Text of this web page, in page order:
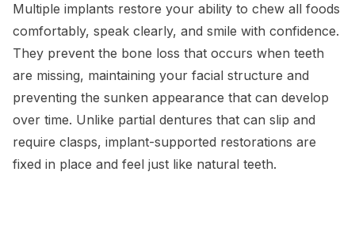
Multiple implants restore your ability to chew all foods
comfortably, speak clearly, and smile with confidence.
They prevent the bone loss that occurs when teeth
are missing, maintaining your facial structure and
preventing the sunken appearance that can develop
over time. Unlike partial dentures that can slip and
require clasps, implant-supported restorations are
fixed in place and feel just like natural teeth.